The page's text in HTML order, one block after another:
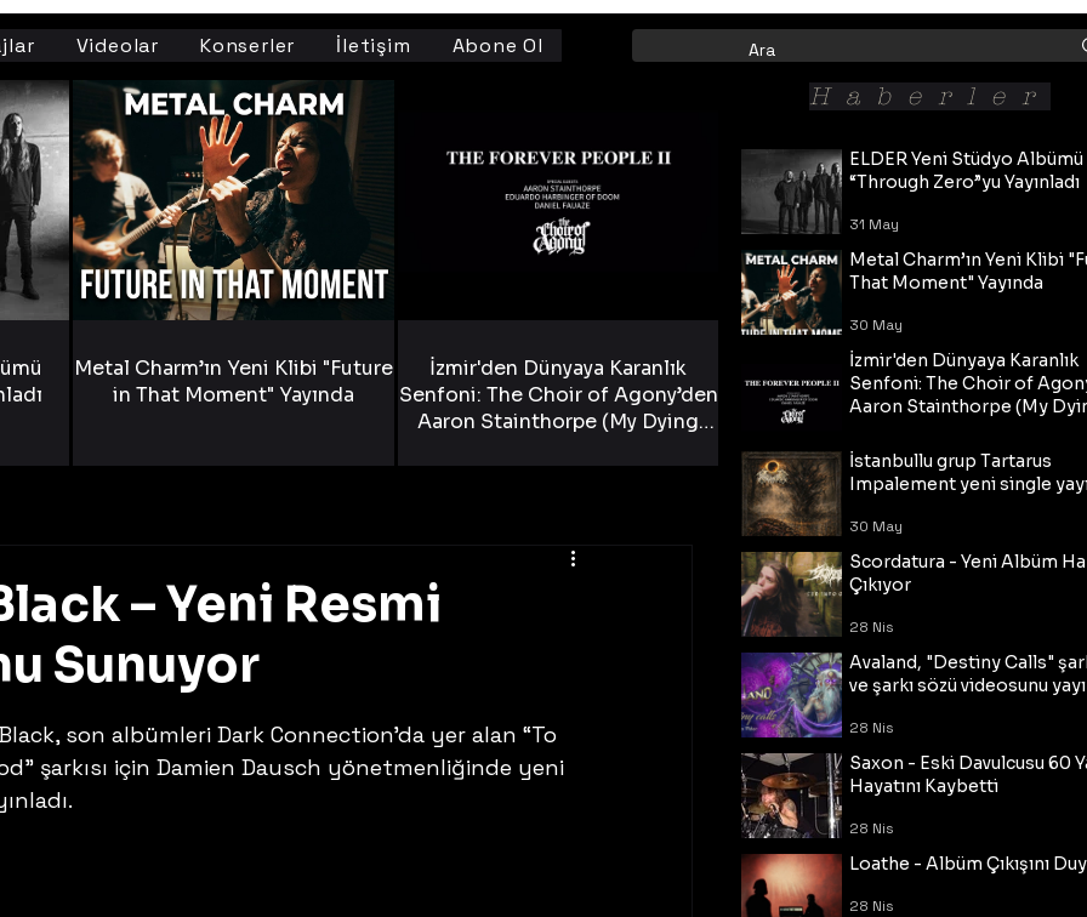
Videolar Konserler İletişim Abone Ol
– Yeni Resmi
Sunuyor
son albümleri Dark Connection’da yer alan “To
şarkısı için Damien Dausch yönetmenliğinde yeni
Metal Charm’ın Yeni Klibi "Future
in That Moment" Yayında
İzmir'den Dünyaya Karanlık
Senfoni: The Choir of Agony’den
Aaron Stainthorpe (My Dying
ELDER Yeni Stüdyo Albümü
“Through Zero”yu Yayınladı
31 May
Metal Charm’ın Yeni Klibi
That Moment" Yayında
30 May
İzmir'den Dünyaya Karanlık
Senfoni: The Choir of
Aaron Stainthorpe (My
Tekli!
30 May
İstanbullu grup Tartarus
Impalement yeni single
30 May
Scordatura - Yeni Albüm
Çıkıyor
28 Nis
Avaland, "Destiny Calls"
ve şarkı sözü videosunu
28 Nis
Saxon - Eski Davulcusu 60
Hayatını Kaybetti
28 Nis
Loathe - Albüm Çıkışını
28 Nis
Haberler